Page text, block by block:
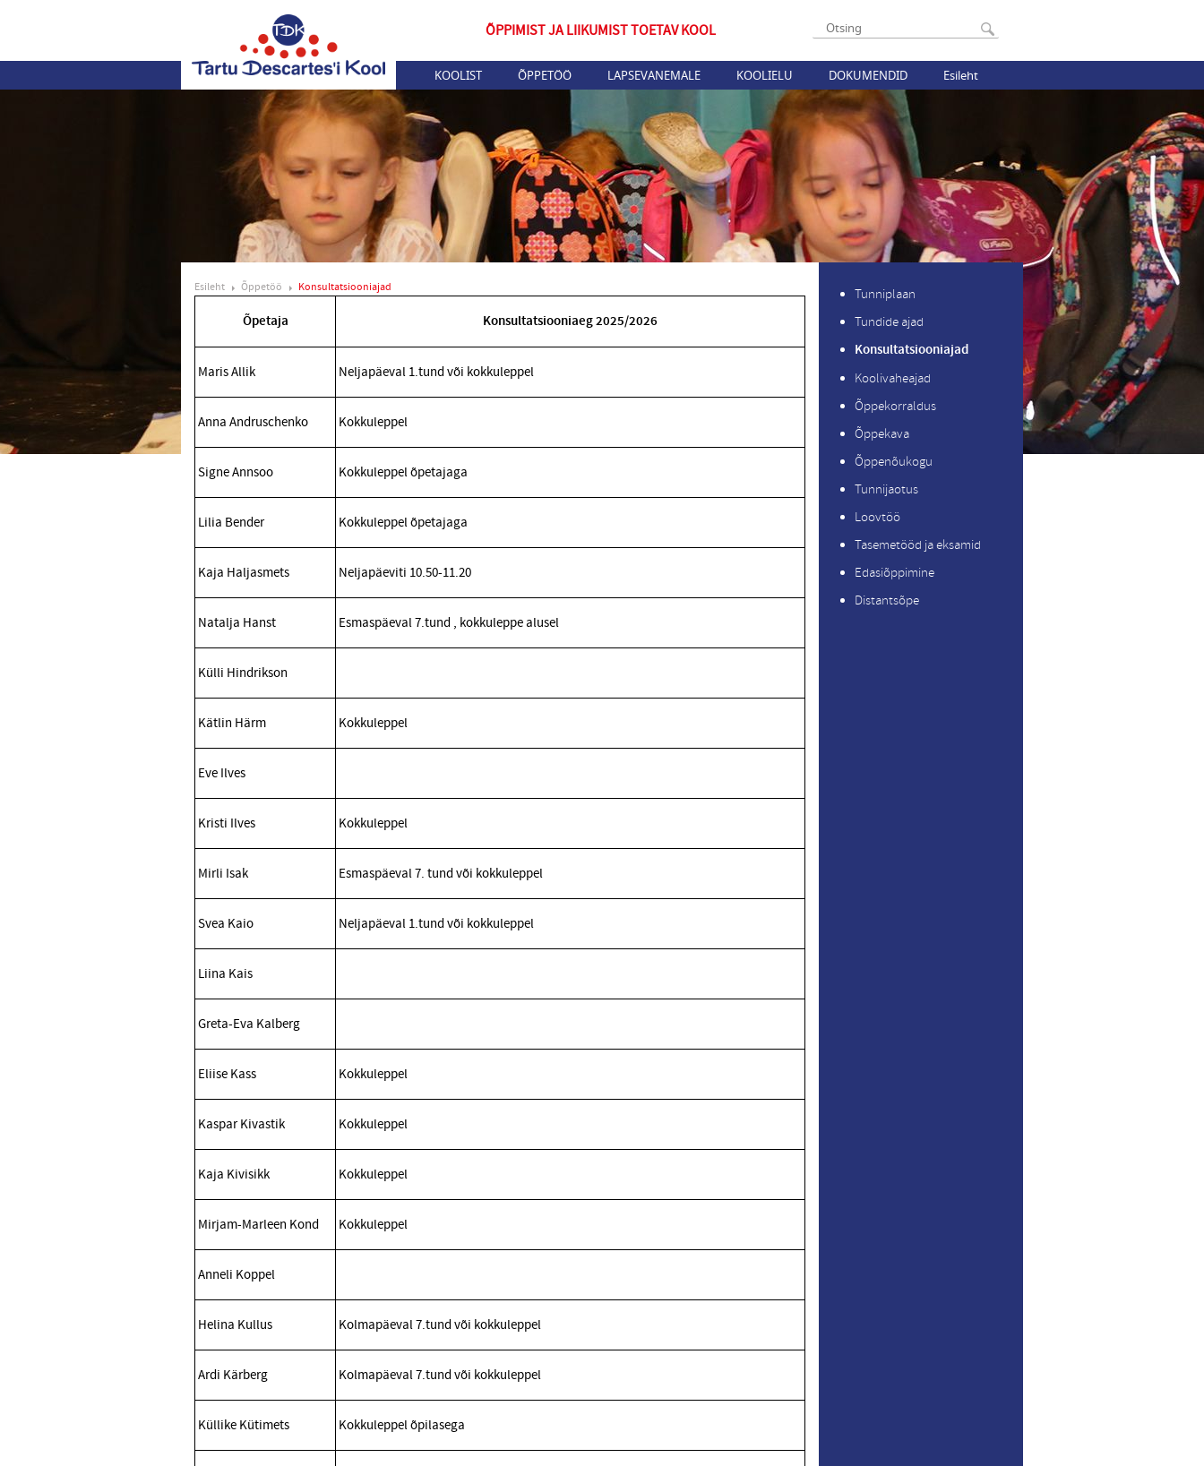
ÕPPIMIST JA LIIKUMIST TOETAV KOOL
KOOLIST ÕPPETÖÖ LAPSEVANEMALE KOOLIELU DOKUMENDID Esileht
Esileht Õppetöö Konsultatsiooniajad
Õpetaja Konsultatsiooniaeg 2025/2026
Maris Allik Neljapäeval 1.tund või kokkuleppel
Anna Andruschenko Kokkuleppel
Signe Annsoo Kokkuleppel õpetajaga
Lilia Bender Kokkuleppel õpetajaga
Kaja Haljasmets Neljapäeviti 10.50-11.20
Natalja Hanst Esmaspäeval 7.tund , kokkuleppe alusel
Külli Hindrikson
Kätlin Härm Kokkuleppel
Eve Ilves
Kristi Ilves Kokkuleppel
Mirli Isak Esmaspäeval 7. tund või kokkuleppel
Svea Kaio Neljapäeval 1.tund või kokkuleppel
Liina Kais
Greta-Eva Kalberg
Eliise Kass Kokkuleppel
Kaspar Kivastik Kokkuleppel
Kaja Kivisikk Kokkuleppel
Mirjam-Marleen Kond Kokkuleppel
Anneli Koppel
Helina Kullus Kolmapäeval 7.tund või kokkuleppel
Ardi Kärberg Kolmapäeval 7.tund või kokkuleppel
Küllike Kütimets Kokkuleppel õpilasega
Tunniplaan
Tundide ajad
Konsultatsiooniajad
Koolivaheajad
Õppekorraldus
Õppekava
Õppenõukogu
Tunnijaotus
Loovtöö
Tasemetööd ja eksamid
Edasiõppimine
Distantsõpe